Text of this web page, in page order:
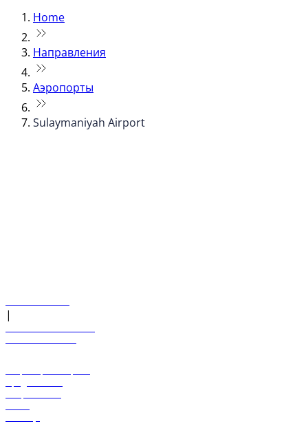
Home
Направления
Аэропорты
Sulaymaniyah Airport
|